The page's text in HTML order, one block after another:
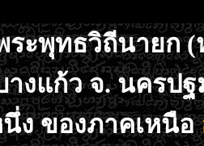
ะพุทธวิถีนายก (
างแก้ว จ. นครป
ง ของภาคเหนือ